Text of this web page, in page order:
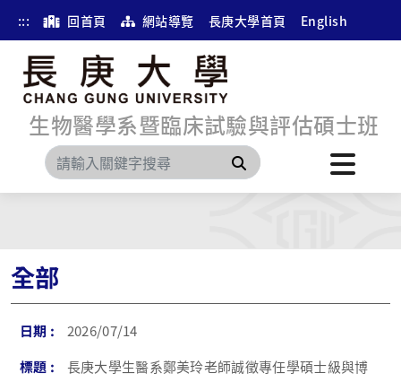
::: 回首頁 網站導覽 長庚大學首頁 English
生物醫學系暨臨床試驗與評估碩士班
搜尋
全部
2026/07/14
長庚大學生醫系鄭美玲老師誠徵專任學碩士級與博